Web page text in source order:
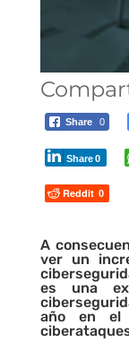
Share 0
Share0
Reddit 0
A
ver un
es una
año en el